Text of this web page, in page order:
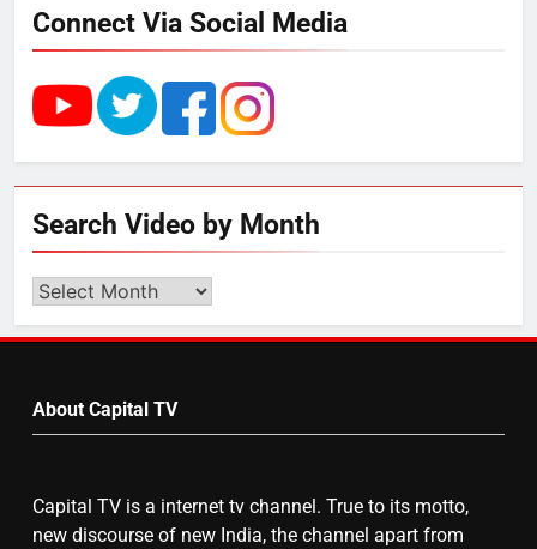
UP में ग्रामीण बिजली आपूर्ति से कृषि,
डेयरी, कुटीर उद्योग और स्वरोजगार को
राम की नगरी अयोध्या में आने वाले भक्तों
का स्वागत करेगा लक्ष्मण द्वार
बढ़ा पंचायतों का बजट
7
Connect Via Social Media
Search Video by Month
Search
by
About Capital TV
Capital TV is a internet tv channel. True to its motto,
new discourse of new India, the channel apart from